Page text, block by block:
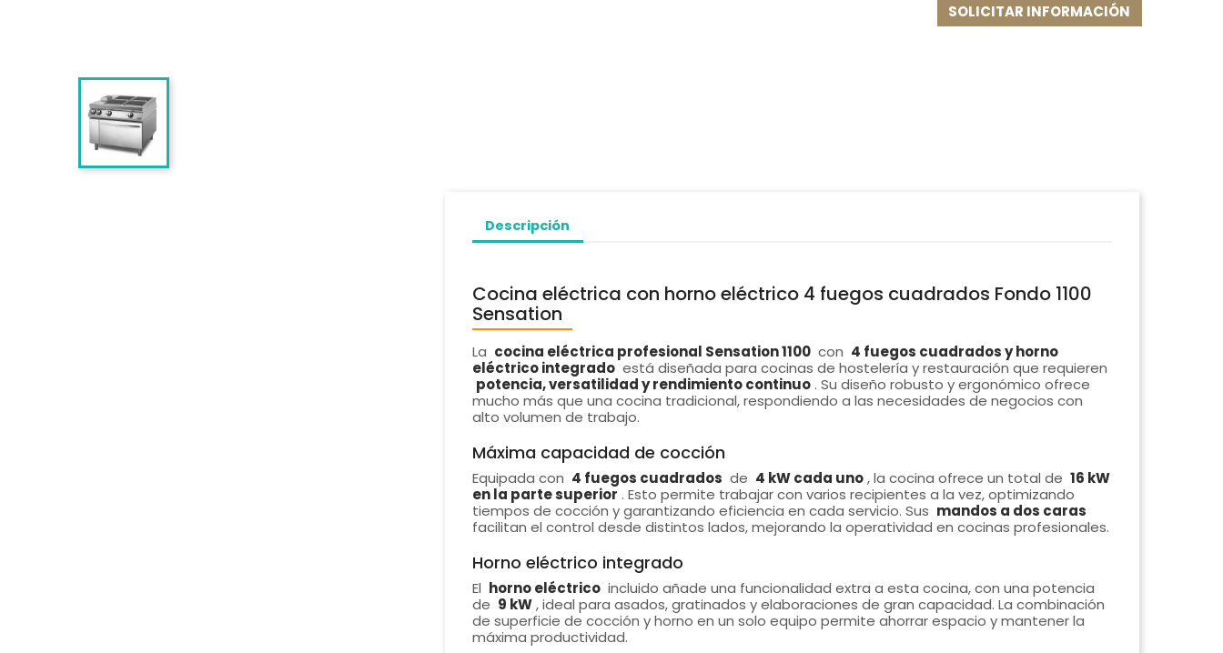
SOLICITAR INFORMACIÓN
Descripción
Cocina eléctrica con horno eléctrico 4 fuegos cuadrados Fondo 1100
Sensation
La cocina eléctrica profesional Sensation 1100 con 4 fuegos cuadrados y horno
eléctrico integrado está diseñada para cocinas de hostelería y restauración que requieren
potencia, versatilidad y rendimiento continuo . Su diseño robusto y ergonómico ofrece
mucho más que una cocina tradicional, respondiendo a las necesidades de negocios con
alto volumen de trabajo.
Máxima capacidad de cocción
Equipada con 4 fuegos cuadrados de 4 kW cada uno , la cocina ofrece un total de 16 kW
en la parte superior . Esto permite trabajar con varios recipientes a la vez, optimizando
tiempos de cocción y garantizando eficiencia en cada servicio. Sus mandos a dos caras
facilitan el control desde distintos lados, mejorando la operatividad en cocinas profesionales.
Horno eléctrico integrado
El horno eléctrico incluido añade una funcionalidad extra a esta cocina, con una potencia
de 9 kW , ideal para asados, gratinados y elaboraciones de gran capacidad. La combinación
de superficie de cocción y horno en un solo equipo permite ahorrar espacio y mantener la
máxima productividad.